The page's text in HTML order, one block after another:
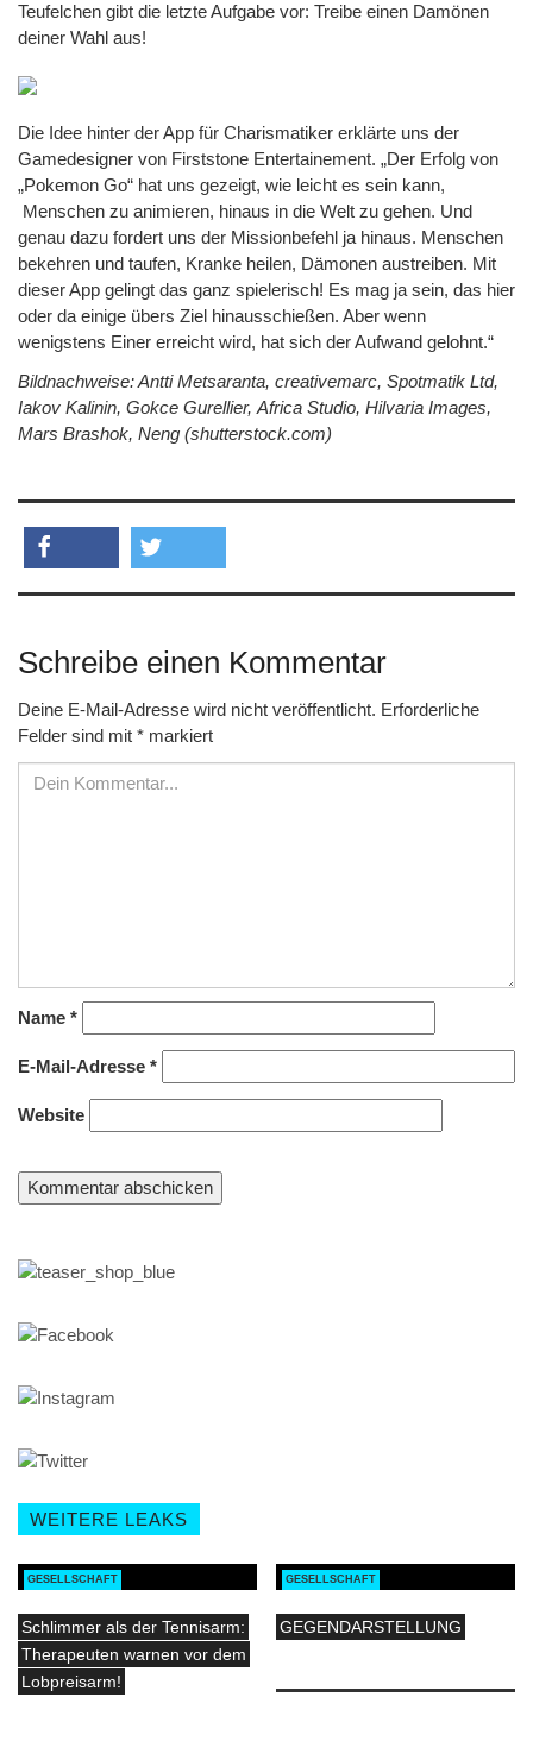
Teufelchen gibt die letzte Aufgabe vor: Treibe einen Damönen
deiner Wahl aus!
Die Idee hinter der App für Charismatiker erklärte uns der
Gamedesigner von Firststone Entertainement. „Der Erfolg von
„Pokemon Go“ hat uns gezeigt, wie leicht es sein kann,
Menschen zu animieren, hinaus in die Welt zu gehen. Und
genau dazu fordert uns der Missionbefehl ja hinaus. Menschen
bekehren und taufen, Kranke heilen, Dämonen austreiben. Mit
dieser App gelingt das ganz spielerisch! Es mag ja sein, das hier
oder da einige übers Ziel hinausschießen. Aber wenn
wenigstens Einer erreicht wird, hat sich der Aufwand gelohnt.“
Bildnachweise: Antti Metsaranta, creativemarc, Spotmatik Ltd,
Iakov Kalinin, Gokce Gurellier, Africa Studio, Hilvaria Images,
Mars Brashok, Neng (shutterstock.com)
teilen twittern
Schreibe einen Kommentar
Deine E-Mail-Adresse wird nicht veröffentlicht. Erforderliche
Felder sind mit * markiert
Name *
E-Mail-Adresse *
Website
WEITERE LEAKS
GESELLSCHAFT
Schlimmer als der Tennisarm:
Therapeuten warnen vor dem
Lobpreisarm!
GESELLSCHAFT
GEGENDARSTELLUNG